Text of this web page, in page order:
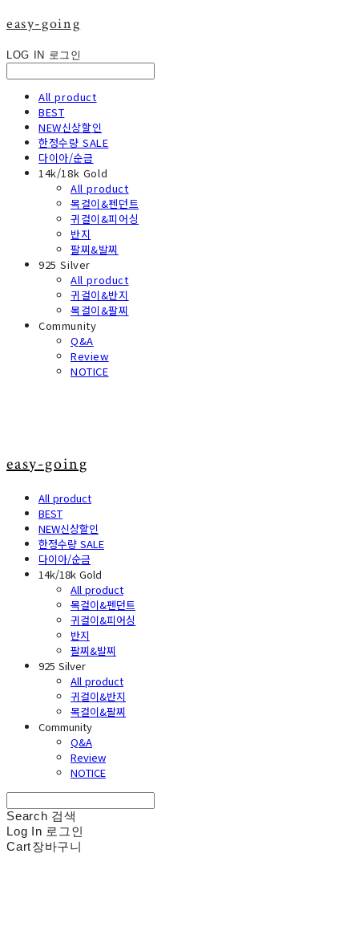
easy-going
LOG IN 로그인
All product
BEST
NEW신상할인
한정수량 SALE
다이아/순금
14k/18k Gold
All product
목걸이&펜던트
귀걸이&피어싱
반지
팔찌&발찌
925 Silver
All product
귀걸이&반지
목걸이&팔찌
Community
Q&A
Review
NOTICE
easy-going
All product
BEST
NEW신상할인
한정수량 SALE
다이아/순금
14k/18k Gold
All product
목걸이&펜던트
귀걸이&피어싱
반지
팔찌&발찌
925 Silver
All product
귀걸이&반지
목걸이&팔찌
Community
Q&A
Review
NOTICE
Search 검색
Log In 로그인
Cart장바구니